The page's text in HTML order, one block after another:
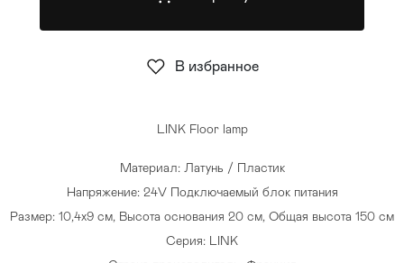
Стулья >
LINK Floor lamp
Материал: Латунь / Пластик
Напряжение: 24V Подключаемый блок питания
Размер: 10,4х9 см, Высота основания 20 см, Общая высота 150 см
Серия: LINK
В избранное